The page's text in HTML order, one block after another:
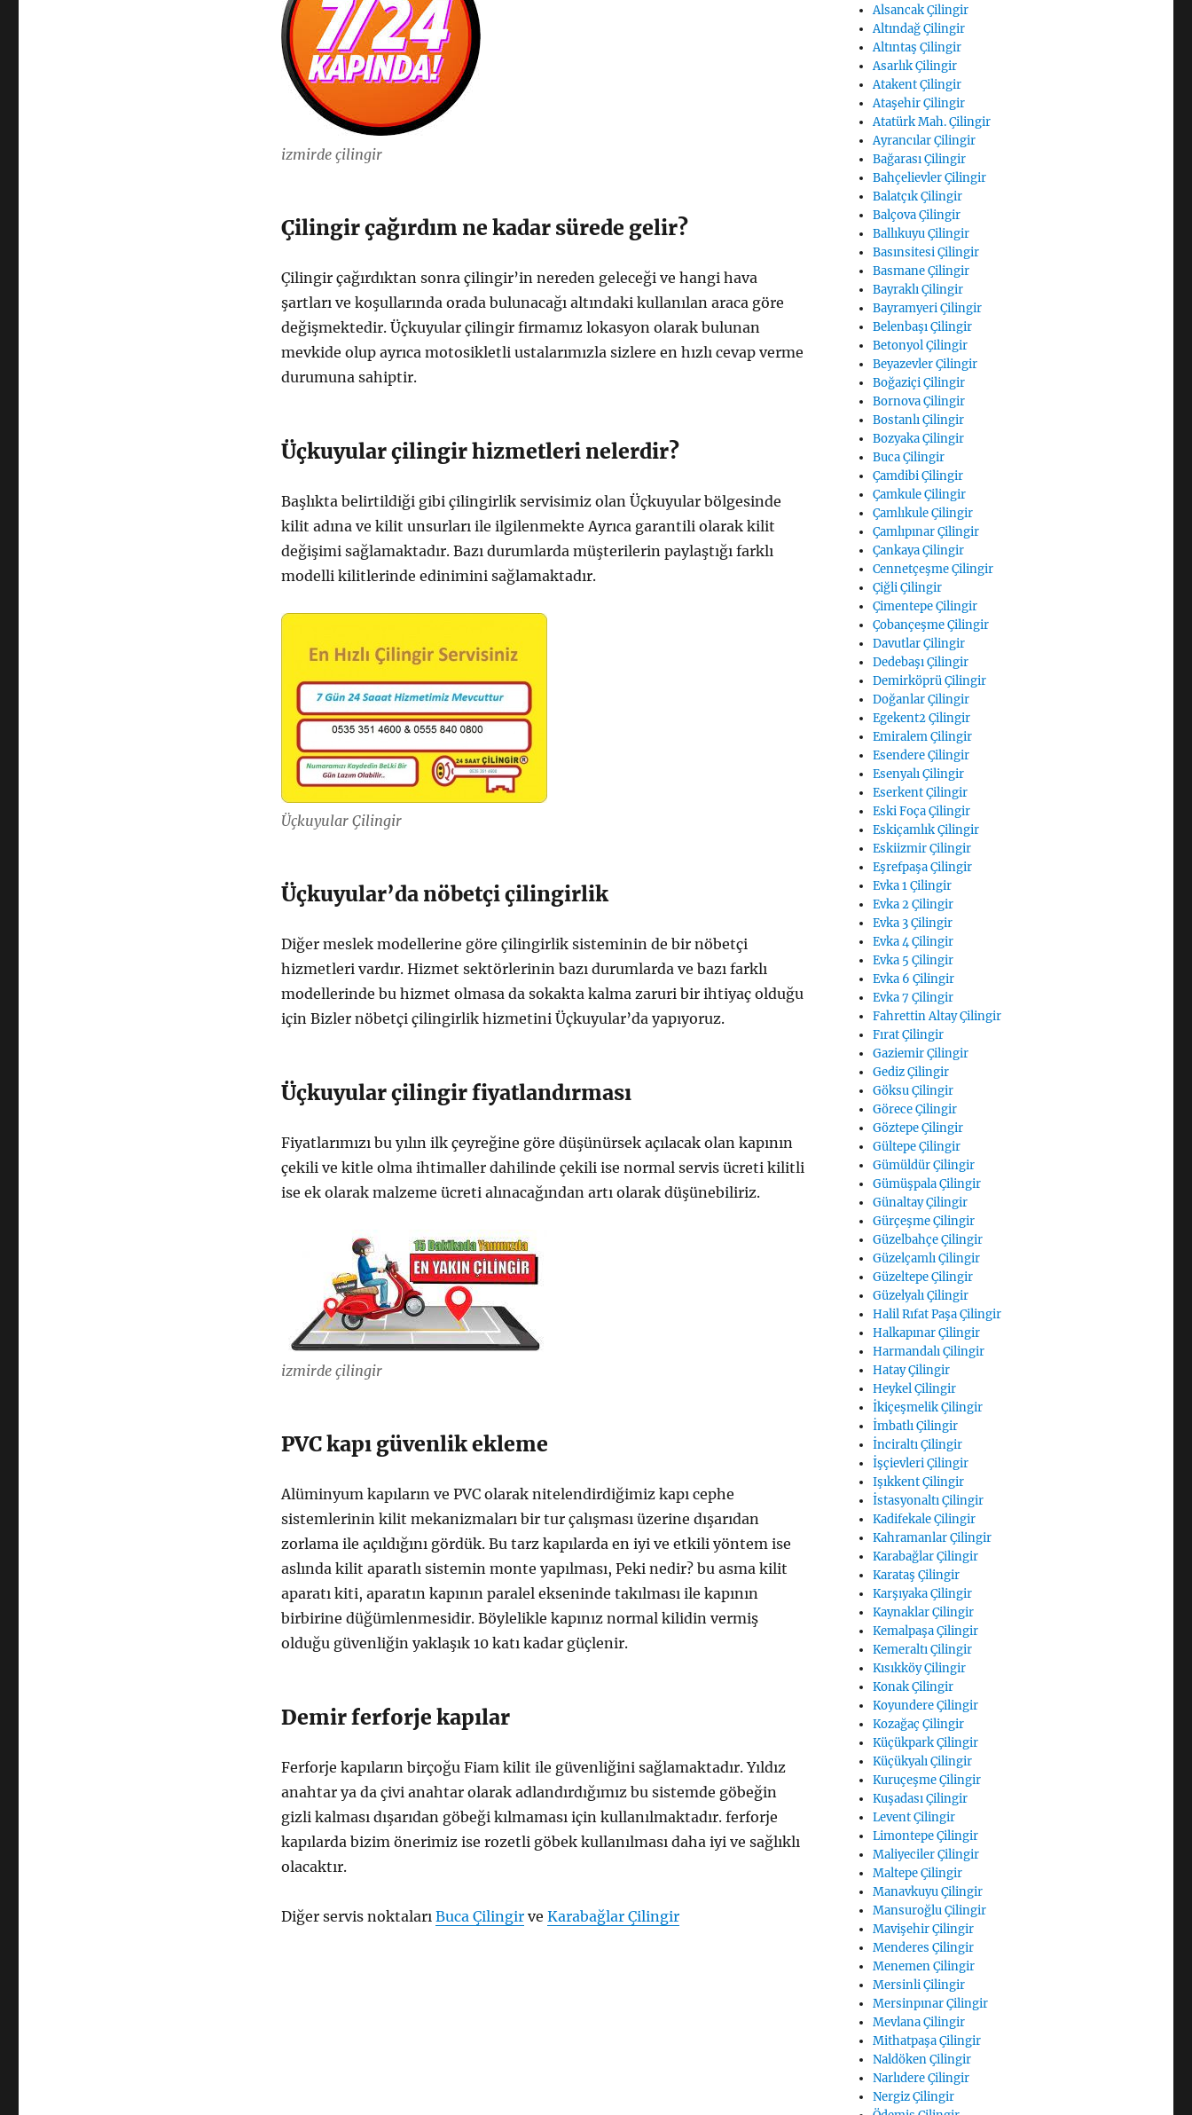
izmirde çilingir
Çilingir çağırdım ne kadar sürede gelir?
Çilingir çağırdıktan sonra çilingir’in nereden geleceği ve hangi hava
şartları ve koşullarında orada bulunacağı altındaki kullanılan araca göre
değişmektedir. Üçkuyular çilingir firmamız lokasyon olarak bulunan
mevkide olup ayrıca motosikletli ustalarımızla sizlere en hızlı cevap verme
durumuna sahiptir.
Üçkuyular çilingir hizmetleri nelerdir?
Başlıkta belirtildiği gibi çilingirlik servisimiz olan Üçkuyular bölgesinde
kilit adına ve kilit unsurları ile ilgilenmekte Ayrıca garantili olarak kilit
değişimi sağlamaktadır. Bazı durumlarda müşterilerin paylaştığı farklı
modelli kilitlerinde edinimini sağlamaktadır.
Üçkuyular Çilingir
Üçkuyular’da nöbetçi çilingirlik
Diğer meslek modellerine göre çilingirlik sisteminin de bir nöbetçi
hizmetleri vardır. Hizmet sektörlerinin bazı durumlarda ve bazı farklı
modellerinde bu hizmet olmasa da sokakta kalma zaruri bir ihtiyaç olduğu
için Bizler nöbetçi çilingirlik hizmetini Üçkuyular’da yapıyoruz.
Üçkuyular çilingir fiyatlandırması
Fiyatlarımızı bu yılın ilk çeyreğine göre düşünürsek açılacak olan kapının
çekili ve kitle olma ihtimaller dahilinde çekili ise normal servis ücreti kilitli
ise ek olarak malzeme ücreti alınacağından artı olarak düşünebiliriz.
izmirde çilingir
PVC kapı güvenlik ekleme
Alüminyum kapıların ve PVC olarak nitelendirdiğimiz kapı cephe
sistemlerinin kilit mekanizmaları bir tur çalışması üzerine dışarıdan
zorlama ile açıldığını gördük. Bu tarz kapılarda en iyi ve etkili yöntem ise
aslında kilit aparatlı sistemin monte yapılması, Peki nedir? bu asma kilit
aparatı kiti, aparatın kapının paralel ekseninde takılması ile kapının
birbirine düğümlenmesidir. Böylelikle kapınız normal kilidin vermiş
olduğu güvenliğin yaklaşık 10 katı kadar güçlenir.
Demir ferforje kapılar
Ferforje kapıların birçoğu Fiam kilit ile güvenliğini sağlamaktadır. Yıldız
anahtar ya da çivi anahtar olarak adlandırdığımız bu sistemde göbeğin
gizli kalması dışarıdan göbeği kılmaması için kullanılmaktadır. ferforje
kapılarda bizim önerimiz ise rozetli göbek kullanılması daha iyi ve sağlıklı
olacaktır.
Diğer servis noktaları Buca Çilingirve Karabağlar Çilingir
Alsancak Çilingir
Altındağ Çilingir
Altıntaş Çilingir
Asarlık Çilingir
Atakent Çilingir
Ataşehir Çilingir
Atatürk Mah. Çilingir
Ayrancılar Çilingir
Bağarası Çilingir
Bahçelievler Çilingir
Balatçık Çilingir
Balçova Çilingir
Ballıkuyu Çilingir
Basınsitesi Çilingir
Basmane Çilingir
Bayraklı Çilingir
Bayramyeri Çilingir
Belenbaşı Çilingir
Betonyol Çilingir
Beyazevler Çilingir
Boğaziçi Çilingir
Bornova Çilingir
Bostanlı Çilingir
Bozyaka Çilingir
Buca Çilingir
Çamdibi Çilingir
Çamkule Çilingir
Çamlıkule Çilingir
Çamlıpınar Çilingir
Çankaya Çilingir
Cennetçeşme Çilingir
Çiğli Çilingir
Çimentepe Çilingir
Çobançeşme Çilingir
Davutlar Çilingir
Dedebaşı Çilingir
Demirköprü Çilingir
Doğanlar Çilingir
Egekent2 Çilingir
Emiralem Çilingir
Esendere Çilingir
Esenyalı Çilingir
Eserkent Çilingir
Eski Foça Çilingir
Eskiçamlık Çilingir
Eskiizmir Çilingir
Eşrefpaşa Çilingir
Evka 1 Çilingir
Evka 2 Çilingir
Evka 3 Çilingir
Evka 4 Çilingir
Evka 5 Çilingir
Evka 6 Çilingir
Evka 7 Çilingir
Fahrettin Altay Çilingir
Fırat Çilingir
Gaziemir Çilingir
Gediz Çilingir
Göksu Çilingir
Görece Çilingir
Göztepe Çilingir
Gültepe Çilingir
Gümüldür Çilingir
Gümüşpala Çilingir
Günaltay Çilingir
Gürçeşme Çilingir
Güzelbahçe Çilingir
Güzelçamlı Çilingir
Güzeltepe Çilingir
Güzelyalı Çilingir
Halil Rıfat Paşa Çilingir
Halkapınar Çilingir
Harmandalı Çilingir
Hatay Çilingir
Heykel Çilingir
İkiçeşmelik Çilingir
İmbatlı Çilingir
İnciraltı Çilingir
İşçievleri Çilingir
Işıkkent Çilingir
İstasyonaltı Çilingir
Kadifekale Çilingir
Kahramanlar Çilingir
Karabağlar Çilingir
Karataş Çilingir
Karşıyaka Çilingir
Kaynaklar Çilingir
Kemalpaşa Çilingir
Kemeraltı Çilingir
Kısıkköy Çilingir
Konak Çilingir
Koyundere Çilingir
Kozağaç Çilingir
Küçükpark Çilingir
Küçükyalı Çilingir
Kuruçeşme Çilingir
Kuşadası Çilingir
Levent Çilingir
Limontepe Çilingir
Maliyeciler Çilingir
Maltepe Çilingir
Manavkuyu Çilingir
Mansuroğlu Çilingir
Mavişehir Çilingir
Menderes Çilingir
Menemen Çilingir
Mersinli Çilingir
Mersinpınar Çilingir
Mevlana Çilingir
Mithatpaşa Çilingir
Naldöken Çilingir
Narlıdere Çilingir
Nergiz Çilingir